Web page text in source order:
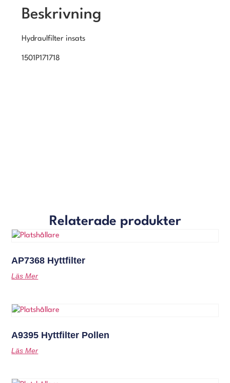
Beskrivning
Hydraulfilter insats
1501P171718
Relaterade produkter
AP7368 Hyttfilter
Läs Mer
A9395 Hyttfilter Pollen
Läs Mer